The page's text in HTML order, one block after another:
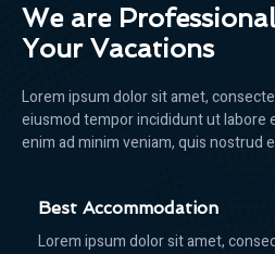
We are
Your Vacations
Lorem ipsum dolor sit amet,
eiusmod tempor incididunt ut labore
enim ad minim veniam, quis nostrud
Best Accommodation
Lorem ipsum dolor sit amet,